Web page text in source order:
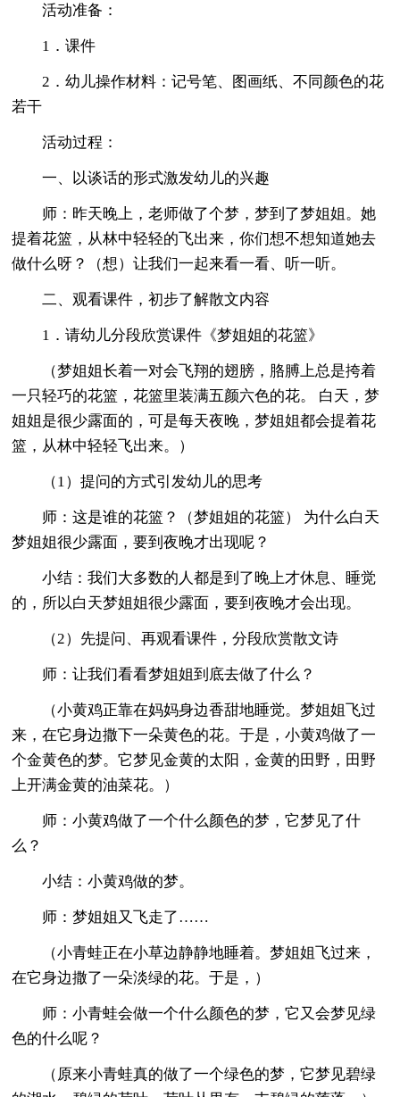
活动准备：
1．课件
2．幼儿操作材料：记号笔、图画纸、不同颜色的花
若干
活动过程：
一、以谈话的形式激发幼儿的兴趣
师：昨天晚上，老师做了个梦，梦到了梦姐姐。她
提着花篮，从林中轻轻的飞出来，你们想不想知道她去
做什么呀？（想）让我们一起来看一看、听一听。
二、观看课件，初步了解散文内容
1．请幼儿分段欣赏课件《梦姐姐的花篮》
（梦姐姐长着一对会飞翔的翅膀，胳膊上总是挎着
一只轻巧的花篮，花篮里装满五颜六色的花。 白天，梦
姐姐是很少露面的，可是每天夜晚，梦姐姐都会提着花
篮，从林中轻轻飞出来。）
（1）提问的方式引发幼儿的思考
师：这是谁的花篮？（梦姐姐的花篮） 为什么白天
梦姐姐很少露面，要到夜晚才出现呢？
小结：我们大多数的人都是到了晚上才休息、睡觉
的，所以白天梦姐姐很少露面，要到夜晚才会出现。
（2）先提问、再观看课件，分段欣赏散文诗
师：让我们看看梦姐姐到底去做了什么？
（小黄鸡正靠在妈妈身边香甜地睡觉。梦姐姐飞过
来，在它身边撒下一朵黄色的花。于是，小黄鸡做了一
个金黄色的梦。它梦见金黄的太阳，金黄的田野，田野
上开满金黄的油菜花。）
师：小黄鸡做了一个什么颜色的梦，它梦见了什
么？
小结：小黄鸡做的梦。
师：梦姐姐又飞走了……
（小青蛙正在小草边静静地睡着。梦姐姐飞过来，
在它身边撒了一朵淡绿的花。于是，）
师：小青蛙会做一个什么颜色的梦，它又会梦见绿
色的什么呢？
（原来小青蛙真的做了一个绿色的梦，它梦见碧绿